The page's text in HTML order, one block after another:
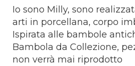
Io sono Milly, sono
arti in porcellana, corpo
Ispirata alle bambole
Bambola da Collezione,
non verrà mai riprodotto